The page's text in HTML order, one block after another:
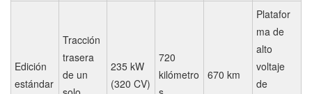
Edición
estándar
Tracción
trasera
de un
235 kW
(320 CV)
720
kilómetro
670 km
Platafor
ma de
alto
voltaje
de